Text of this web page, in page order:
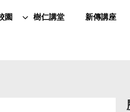
園 樹仁講堂 新傳講座